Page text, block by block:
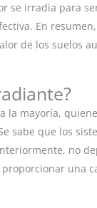
se irradia para
En
de los suelos
la mayoría,
sabe que los
no
una